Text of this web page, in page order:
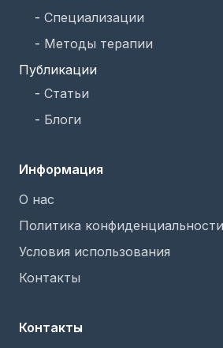
- Специализации
- Методы терапии
Публикации
- Статьи
- Блоги
Информация
О нас
Политика конфиденциальности
Условия использования
Контакты
Контакты